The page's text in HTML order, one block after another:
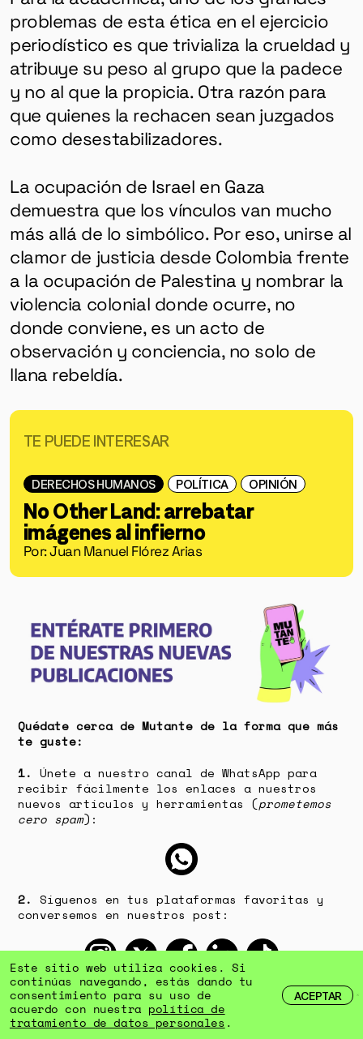
problemas de esta ética en el ejercicio
periodístico es que trivializa la crueldad y
atribuye su peso al grupo que la padece
y no al que la propicia. Otra razón para
que quienes la rechacen sean juzgados
como desestabilizadores.
La ocupación de Israel en Gaza
demuestra que los vínculos van mucho
más allá de lo simbólico. Por eso, unirse al
clamor de justicia desde Colombia frente
a la ocupación de Palestina y nombrar la
violencia colonial donde ocurre, no
donde conviene, es un acto de
observación y conciencia, no solo de
llana rebeldía.
TE PUEDE INTERESAR
DERECHOS HUMANOS POLÍTICA OPINIÓN
No Other Land: arrebatar
imágenes al infierno
Por: Juan Manuel Flórez Arias
Este sitio web utiliza cookies. Si
continúas navegando, estás dando tu
consentimiento para su uso de
acuerdo con nuestra política de
tratamiento de datos personales .
ACEPTAR